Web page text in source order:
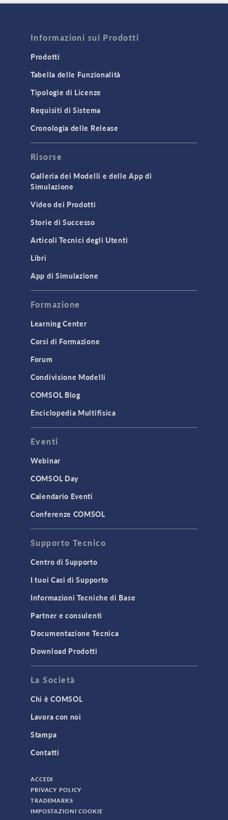
Informazioni sui Prodotti
Prodotti
Tabella delle Funzionalità
Tipologie di Licenze
Requisiti di Sistema
Cronologia delle Release
Risorse
Galleria dei Modelli e delle App di
Simulazione
Video dei Prodotti
Storie di Successo
Articoli Tecnici degli Utenti
Libri
App di Simulazione
Formazione
Learning Center
Corsi di Formazione
Forum
Condivisione Modelli
COMSOL Blog
Enciclopedia Multifisica
Eventi
Webinar
COMSOL Day
Calendario Eventi
Conferenze COMSOL
Supporto Tecnico
Centro di Supporto
I tuoi Casi di Supporto
Informazioni Tecniche di Base
Partner e consulenti
Documentazione Tecnica
Download Prodotti
La Società
Chi è COMSOL
Lavora con noi
Stampa
Contatti
ACCEDI
PRIVACY POLICY
TRADEMARKS
IMPOSTAZIONI COOKIE